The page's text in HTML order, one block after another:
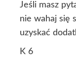
Jeśli masz
nie wahaj się
uzyskać
K 6